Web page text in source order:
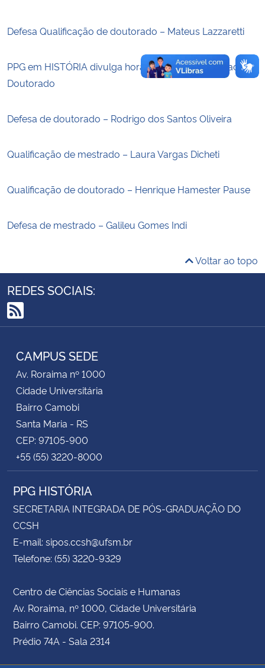
Banco Central do Brasil
Defesa Qualificação de doutorado – Mateus Lazzaretti
PPG em HISTÓRIA divulga horário 2026/2 – Mestrado e
Doutorado
Defesa de doutorado – Rodrigo dos Santos Oliveira
Qualificação de mestrado – Laura Vargas Dicheti
Qualificação de doutorado – Henrique Hamester Pause
Defesa de mestrado – Galileu Gomes Indi
Voltar ao topo
REDES SOCIAIS:
RSS
CAMPUS SEDE
Av. Roraima nº 1000
Cidade Universitária
Bairro Camobi
Santa Maria - RS
CEP: 97105-900
+55 (55) 3220-8000
PPG HISTÓRIA
SECRETARIA INTEGRADA DE PÓS-GRADUAÇÃO DO
CCSH
E-mail: sipos.ccsh@ufsm.br
Telefone: (55) 3220-9329
Centro de Ciências Sociais e Humanas
Av. Roraima, nº 1000, Cidade Universitária
Bairro Camobi. CEP: 97105-900.
Prédio 74A - Sala 2314